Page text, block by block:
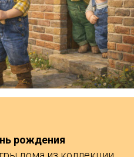
рождения